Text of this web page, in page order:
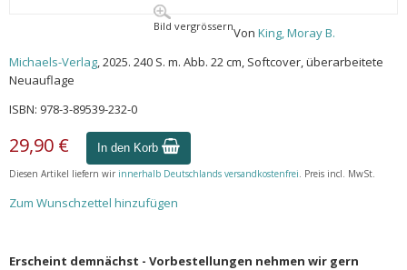
Bild vergrössernVon King, Moray B.
Michaels-Verlag, 2025. 240 S. m. Abb. 22 cm, Softcover, überarbeitete
Neuauflage
ISBN: 978-3-89539-232-0
29,90 € In den Korb
Diesen Artikel liefern wir innerhalb Deutschlands versandkostenfrei. Preis incl. MwSt.
Zum Wunschzettel hinzufügen
Erscheint demnächst - Vorbestellungen nehmen wir gern